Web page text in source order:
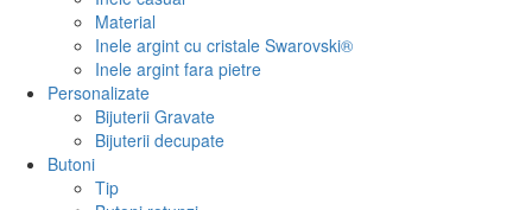
Material
Inele argint cu cristale Swarovski®
Inele argint fara pietre
Personalizate
Bijuterii Gravate
Bijuterii decupate
Butoni
Tip